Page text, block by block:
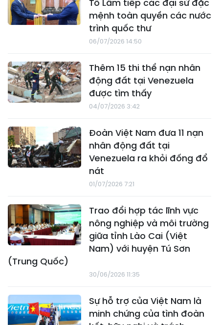
Tô Lâm tiếp các đại sứ đặc
mệnh toàn quyền các nước
trình quốc thư
06/07/2026 14:50
Thêm 15 thi thể nạn nhân
động đất tại Venezuela
được tìm thấy
04/07/2026 3:42
Đoàn Việt Nam đưa 11 nạn
nhân động đất tại
Venezuela ra khỏi đống đổ
nát
01/07/2026 7:21
Trao đổi hợp tác lĩnh vực
nông nghiệp và môi trường
giữa tỉnh Lào Cai (Việt
Nam) với huyện Tú Sơn
(Trung Quốc)
30/06/2026 11:35
Sự hỗ trợ của Việt Nam là
minh chứng của tình đoàn